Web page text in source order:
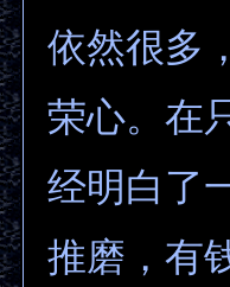
依然很多
荣心。在
经明白了
推磨，有